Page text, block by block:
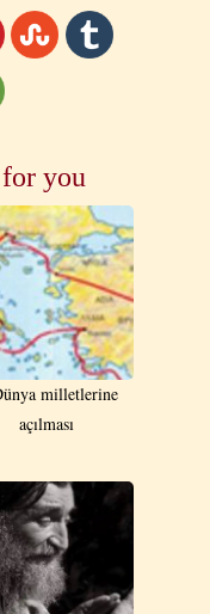
you
milletlerine
açılması